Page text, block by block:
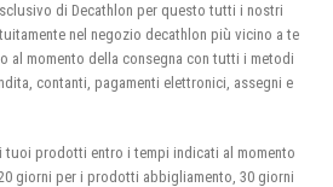
di Decathlon per questo tutti i nostri
nel negozio decathlon più vicino a te
al momento della consegna con tutti i metodi
contanti, pagamenti elettronici, assegni e
tuoi prodotti entro i tempi indicati al momento
giorni per i prodotti abbigliamento, 30 giorni